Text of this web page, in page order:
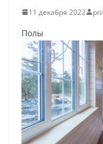
11 декабря 2022
Полы